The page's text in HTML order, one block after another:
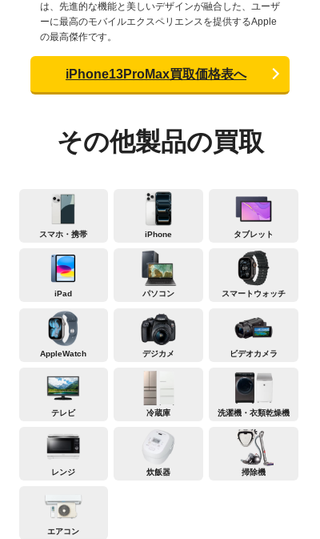
は、先進的な機能と美しいデザインが融合した、ユーザ
ーに最高のモバイルエクスペリエンスを提供するApple
の最高傑作です。
iPhone13ProMax買取価格表へ
その他製品の買取
スマホ・携帯 iPhone タブレット
iPad パソコン スマートウォッチ
AppleWatch デジカメ ビデオカメラ
テレビ 冷蔵庫 洗濯機・衣類乾燥機
レンジ 炊飯器 掃除機
エアコン